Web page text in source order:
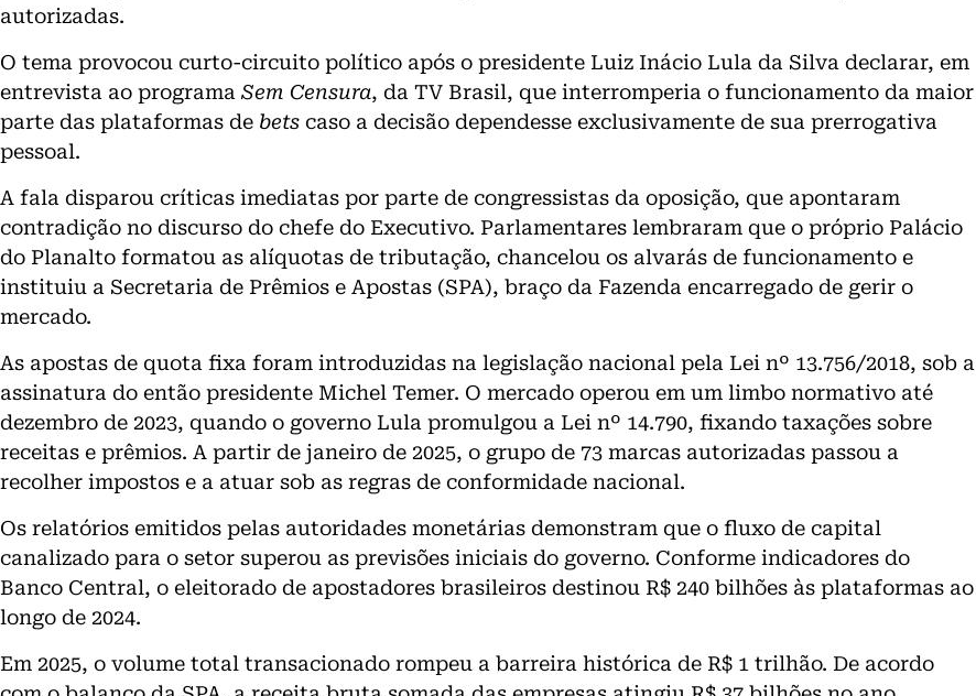
autorizadas.
O tema provocou curto-circuito político após o presidente Luiz Inácio Lula da Silva declarar, em
entrevista ao programaSem Censura, da TV Brasil, que interromperia o funcionamento da maior
parte das plataformas de bets caso a decisão dependesse exclusivamente de sua prerrogativa
pessoal.
A fala disparou críticas imediatas por parte de congressistas da oposição, que apontaram
contradição no discurso do chefe do Executivo. Parlamentares lembraram que o próprio Palácio
do Planalto formatou as alíquotas de tributação, chancelou os alvarás de funcionamento e
instituiu a Secretaria de Prêmios e Apostas (SPA), braço da Fazenda encarregado de gerir o
mercado.
As apostas de quota fixa foram introduzidas na legislação nacional pela Lei nº 13.756/2018, sob a
assinatura do então presidente Michel Temer. O mercado operou em um limbo normativo até
dezembro de 2023, quando o governo Lula promulgou a Lei nº 14.790, fixando taxações sobre
receitas e prêmios. A partir de janeiro de 2025, o grupo de 73 marcas autorizadas passou a
recolher impostos e a atuar sob as regras de conformidade nacional.
Os relatórios emitidos pelas autoridades monetárias demonstram que o fluxo de capital
canalizado para o setor superou as previsões iniciais do governo. Conforme indicadores do
Banco Central, o eleitorado de apostadores brasileiros destinou R$ 240 bilhões às plataformas ao
longo de 2024.
Em 2025, o volume total transacionado rompeu a barreira histórica de R$ 1 trilhão. De acordo